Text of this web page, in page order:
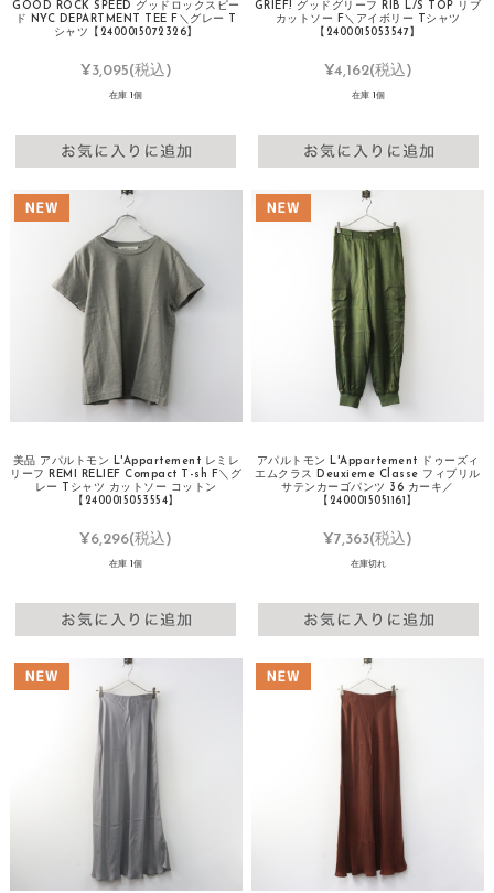
GOOD ROCK SPEED グッドロックスピー
ド NYC DEPARTMENT TEE F＼グレー T
シャツ【2400015072326】
¥3,095(税込)
在庫 1個
GRIEF! グッドグリーフ RIB L/S TOP リブ
カットソー F＼アイボリー Tシャツ
【2400015053547】
¥4,162(税込)
在庫 1個
美品 アパルトモン L'Appartement レミレ
リーフ REMI RELIEF Compact T-sh F＼グ
レー Tシャツ カットソー コットン
【2400015053554】
¥6,296(税込)
在庫 1個
アパルトモン L'Appartement ドゥーズィ
エムクラス Deuxieme Classe フィブリル
サテンカーゴパンツ 36 カーキ／
【2400015051161】
¥7,363(税込)
在庫切れ